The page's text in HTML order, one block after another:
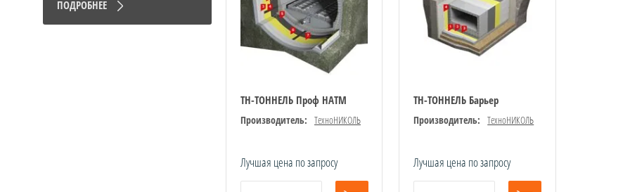
ПОДРОБНЕЕ
ТН-ТОННЕЛЬ Проф НАТМ
Производитель: ТехноНИКОЛЬ
Лучшая цена по запросу
ТН-ТОННЕЛЬ Барьер
Производитель: ТехноНИКОЛЬ
Лучшая цена по запросу